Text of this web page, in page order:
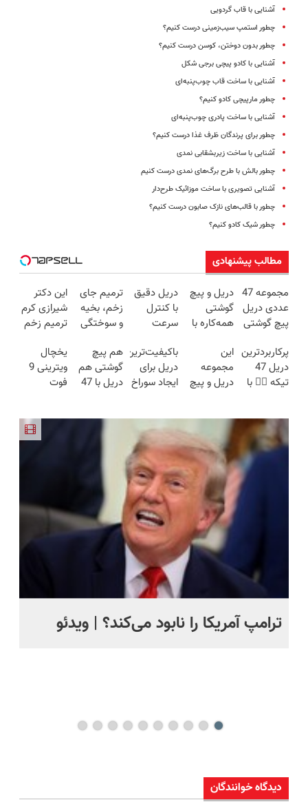
آشنایی با قاب گردویی
چطور استمپ سیب‌زمینی درست کنیم؟
چطور بدون دوختن، کوسن درست کنیم؟
آشنایی با کادو پیچی برجی شکل
آشنایی با ساخت قاب چوب‌پنبه‌ای
چطور مارپیچی کادو کنیم؟
آشنایی با ساخت پادری چوب‌پنبه‌ای
چطور برای پرندگان ظرف غذا درست کنیم؟
آشنایی با ساخت زیربشقابی نمدی
چطور بالش با طرح برگ‌های نمدی درست کنیم
آشنایی تصویری با ساخت موزائیک طرح‌دار
چطور با قالب‌های نازک صابون درست کنیم؟
چطور شیک کادو کنیم؟
مطالب پیشنهادی
مجموعه 47
عددی دریل
پیچ گوشتی
(تخفیف به
مدت
محدود)
دریل و پیچ
گوشتی
همه‌کاره با
هوشمند ⚙️
(نصف
قیمت بازار
دریل دقیق
با کنترل
سرعت
(مجموعه
47عددی +
تخفیف
ترمیم جای
زخم، بخیه
و سوختگی
هفته!!😍
این دکتر
شیرازی کرم
ترمیم زخم
ساخت!!!
پرکاربردترین
دریل 47
تیکه 👈🏻 با
این
مجموعه
دریل و پیچ
نصف قیمت
بخر!😉
باکیفیت‌ترین
دریل برای
ایجاد سوراخ
هم پیچ
گوشتی هم
دریل با 47
تخفیف داره
یخچال
ویترینی 9
فوت
ترامپ آمریکا را نابود می‌کند؟ | ویدئو
دیدگاه خوانندگان